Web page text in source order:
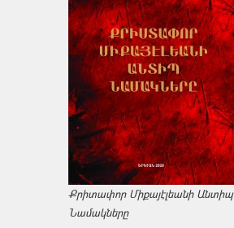
Քրիտափոր Միքայէլեանի Անտիպ
Նամակները